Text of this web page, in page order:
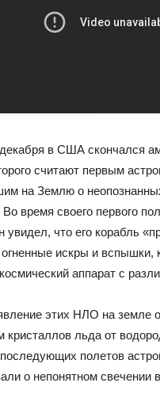
в США скончался
считают первым
на Землю о
Во время своего первого
увидел, что его корабль
искры и вспышки,
аппарат с
этих НЛО на земле
кристаллов льда от
полетов
о непонятном свечении